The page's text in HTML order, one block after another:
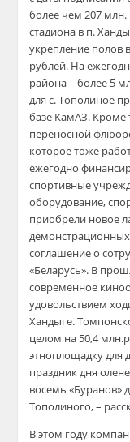
более чем 207 млн.
стадиона в п.
укрепление полов
рублей. На
района – более 5
для с. Тополиное
базе КамАЗ. Кроме
переносной
которое тоже
ежегодно
спортивные
оборудование,
приобрели новое
соглашение о
«Беларусь». В
современное
удовольствием
Хандыге.
целом на 50,4
этноплощадку для
праздник дня
восемь «Буранов»
Тополиного, –
В этом году